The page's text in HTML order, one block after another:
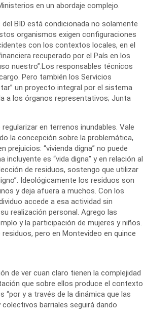
en un abordaje complejo.
BID está condicionada no solamente
organismos exigen configuraciones
con los contextos locales, en el
recuperado por el País en los
nuestro”.Los responsables técnicos
Pero también los Servicios
un proyecto integral por el sistema
a los órganos representativos; Junta
en terrenos inundables. Vale
la concepción sobre la problemática,
“vivienda digna” no puede
es “vida digna” y en relación al
de residuos, sostengo que utilizar
Ideológicamente los residuos son
y deja afuera a muchos. Con los
accede a esa actividad sin
realización personal. Agrego las
y la participación de mujeres y niños.
pero en Montevideo en quince
de ver cuan claro tienen la complejidad
que sobre ellos produce el contexto
y a través de la dinámica que las
barriales seguirá dando